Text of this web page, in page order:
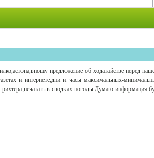
предложение об ходатайстве перед
и интернете,дни и часы максимальных-
в сводках погоды.Думаю информация